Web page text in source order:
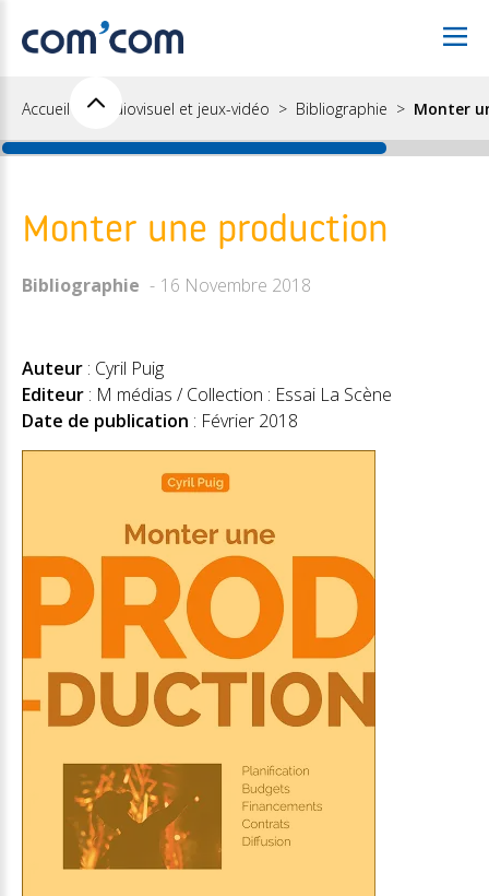
Accueil Audiovisuel et jeux-vidéo Bibliographie Monter
Monter une production
Bibliographie 16 Novembre 2018
Auteur : Cyril Puig
Editeur : M médias / Collection : Essai La Scène
Date de publication : Février 2018